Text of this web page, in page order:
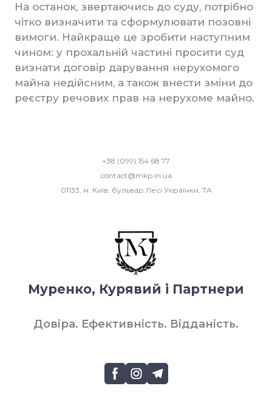
На останок, звертаючись до суду, потрібно
чітко визначити та сформулювати позовні
вимоги. Найкраще це зробити наступним
чином: у прохальній частині просити суд
визнати договір дарування нерухомого
майна недійсним, а також внести зміни до
реєстру речових прав на нерухоме майно.
+38 (099) 154 68 77
contact@mkp.in.ua
01133, м. Київ, бульвар Лесі Українки, 7А
Муренко, Курявий і Партнери
Довіра. Ефективність. Відданість.